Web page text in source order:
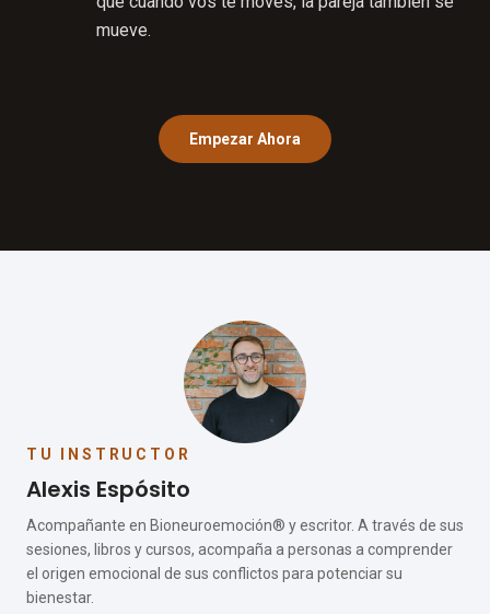
mueve.
Empezar Ahora
TU INSTRUCTOR
Alexis Espósito
Acompañante en Bioneuroemoción® y escritor. A través de sus
sesiones, libros y cursos, acompaña a personas a comprender
el origen emocional de sus conflictos para potenciar su
bienestar.